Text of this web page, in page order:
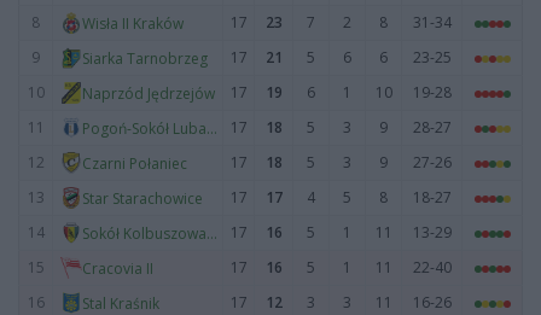
8
Wisła II Kraków 17 23 7 2 8
31-34
9
Siarka Tarnobrzeg 17 21 5 6 6
23-25
10
Naprzód Jędrzejów 17 19 6 1 10
19-28
11
Pogoń-Sokół Lubaczów 17 18 5 3 9
28-27
12
Czarni Połaniec 17 18 5 3 9
27-26
13
Star Starachowice 17 17 4 5 8
18-27
14
Sokół Kolbuszowa Dolna 17 16 5 1 11
13-29
15
Cracovia II 17 16 5 1 11
22-40
16
Stal Kraśnik 17 12 3 3 11
16-26